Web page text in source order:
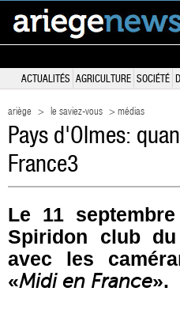
ACTUALITÉS AGRICULTURE SOCIÉTÉ
ariège > le saviez-vous > médias
Pays d'Olmes:
France3
Le 11
Spiridon club du
avec les
«Midi en France».